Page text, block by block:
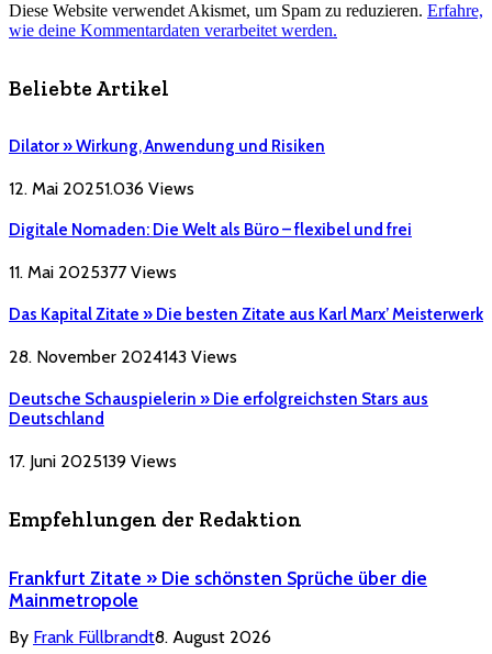
Diese Website verwendet Akismet, um Spam zu reduzieren. Erfahre,
wie deine Kommentardaten verarbeitet werden.
Beliebte Artikel
Dilator » Wirkung, Anwendung und Risiken
12. Mai 20251.036 Views
Digitale Nomaden: Die Welt als Büro – flexibel und frei
11. Mai 2025377 Views
Das Kapital Zitate » Die besten Zitate aus Karl Marx’ Meisterwerk
28. November 2024143 Views
Deutsche Schauspielerin » Die erfolgreichsten Stars aus
Deutschland
17. Juni 2025139 Views
Empfehlungen der Redaktion
Frankfurt Zitate » Die schönsten Sprüche über die
Mainmetropole
By Frank Füllbrandt8. August 2026